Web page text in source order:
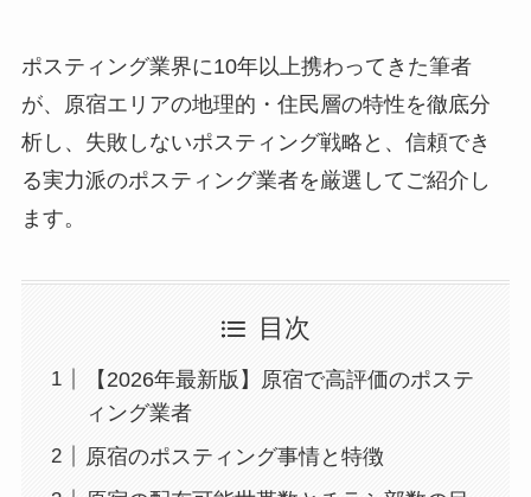
ポスティング業界に10年以上携わってきた筆者
が、原宿エリアの地理的・住民層の特性を徹底分
析し、失敗しないポスティング戦略と、信頼でき
る実力派のポスティング業者を厳選してご紹介し
ます。
目次
【2026年最新版】原宿で高評価のポステ
ィング業者
原宿のポスティング事情と特徴